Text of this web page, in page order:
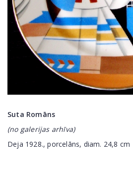
Suta Romāns
(no galerijas arhīva)
Deja 1928., porcelāns, diam. 24,8 cm